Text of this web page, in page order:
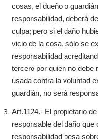
cosas, el dueño o
responsabilidad, deberá
culpa; pero si el daño
vicio de la cosa, sólo se
responsabilidad
tercero por quien no debe
usada contra la voluntad
guardián, no será
Art.1124.- El propietario
responsable del daño que
responsabilidad pesa